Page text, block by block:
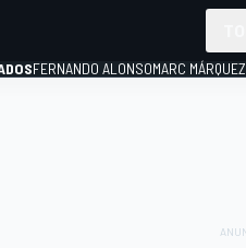
FERNANDO ALONSOMARC MÁRQUEZ